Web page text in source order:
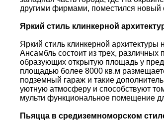
другими фирмами, поместился новый
Яркий стиль клинкерной
Яркий стиль клинкерной
Ансамбль состоит из трех, различных
образующих открытую площадь у
площадью более 8000 кв.м
подземный гараж и такие
уютную атмосферу и способствуют
мульти функциональное помещение
Пьяцца в средиземноморском